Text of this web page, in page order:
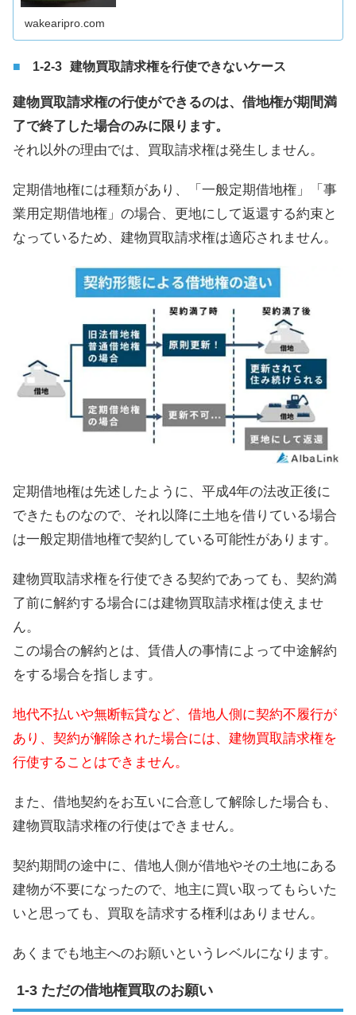
wakearipro.com
建物買取請求権を行使できないケース
建物買取請求権の行使ができるのは、借地権が期間満
了で終了した場合のみに限ります。
それ以外の理由では、買取請求権は発生しません。
定期借地権には種類があり、「一般定期借地権」「事
業用定期借地権」の場合、更地にして返還する約束と
なっているため、建物買取請求権は適応されません。
定期借地権は先述したように、平成4年の法改正後に
できたものなので、それ以降に土地を借りている場合
は一般定期借地権で契約している可能性があります。
建物買取請求権を行使できる契約であっても、契約満
了前に解約する場合には建物買取請求権は使えませ
ん。
この場合の解約とは、賃借人の事情によって中途解約
をする場合を指します。
地代不払いや無断転貸など、借地人側に契約不履行が
あり、契約が解除された場合には、建物買取請求権を
行使することはできません。
また、借地契約をお互いに合意して解除した場合も、
建物買取請求権の行使はできません。
契約期間の途中に、借地人側が借地やその土地にある
建物が不要になったので、地主に買い取ってもらいた
いと思っても、買取を請求する権利はありません。
あくまでも地主へのお願いというレベルになります。
ただの借地権買取のお願い